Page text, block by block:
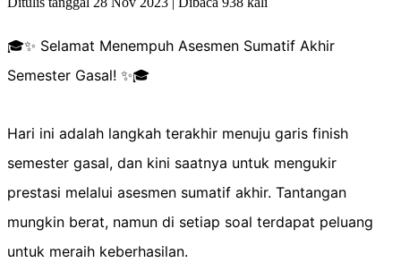
🎓✨ Selamat Menempuh Asesmen Sumatif Akhir
Semester Gasal! ✨🎓
Hari ini adalah langkah terakhir menuju garis finish
semester gasal, dan kini saatnya untuk mengukir
prestasi melalui asesmen sumatif akhir. Tantangan
mungkin berat, namun di setiap soal terdapat peluang
untuk meraih keberhasilan.